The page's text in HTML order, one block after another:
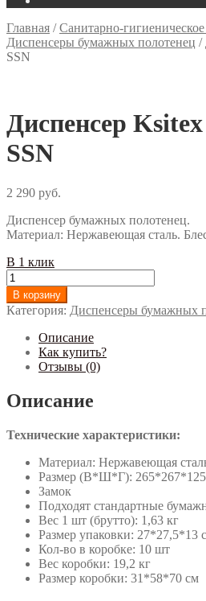
Главная /Санитарно-
Диспенсеры бумажных полотенец /
SSN
Диспенсер
SSN
2 290 руб.
Диспенсер бумажных полотенец.
Материал: Нержавеющая сталь.
В 1 клик
Количество
Диспенсер
Ksitex
TН-5823
SSN
В корзину
Категория: Диспенсеры бумажных
Описание
Как купить?
Отзывы (0)
Описание
Технические характеристики:
Материал: Нержавеющая
Размер (В*Ш*Г):
Замок
Подходят стандартные
Вес 1 шт (брутто): 1,63 кг
Размер упаковки: 27*27,5*13
Кол-во в коробке: 10 шт
Вес коробки: 19,2 кг
Размер коробки: 31*58*70 см